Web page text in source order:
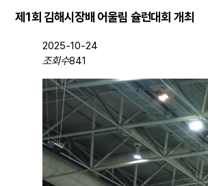
제1회 김해시장배 어울림 슐런대회 개최
2025-10-24
조회수841